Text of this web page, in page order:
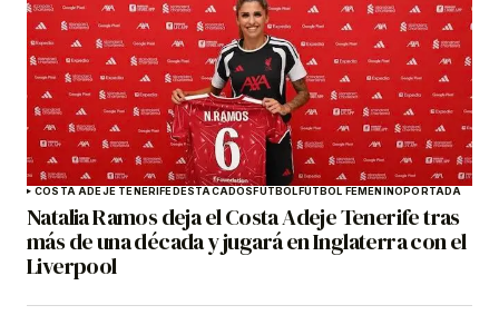
COSTA ADEJE TENERIFE DESTACADOS FÚTBOL FÚTBOL FEMENINO PORTADA
Natalia Ramos deja el Costa Adeje Tenerife tras
más de una década y jugará en Inglaterra con el
Liverpool